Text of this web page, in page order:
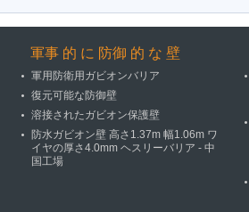
軍事 的 に 防御 的 な 壁
軍用防衛用ガビオンバリア
復元可能な防御壁
溶接されたガビオン保護壁
防水ガビオン壁 高さ1.37m 幅1.06m ワ
イヤの厚さ4.0mm ヘスリーバリア - 中
国工場